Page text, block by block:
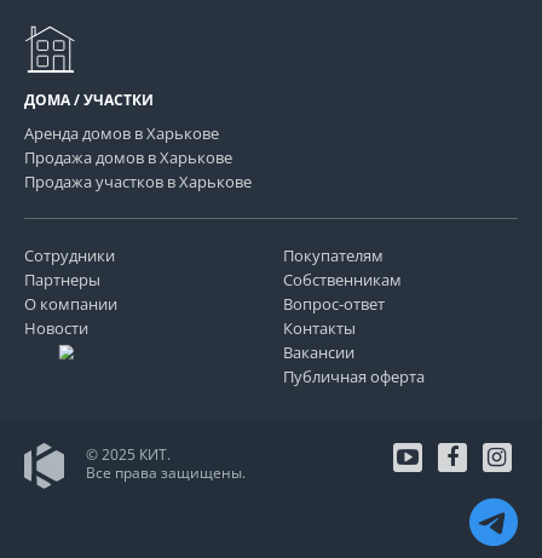
ДОМА / УЧАСТКИ
Аренда домов в Харькове
Продажа домов в Харькове
Продажа участков в Харькове
Сотрудники
Партнеры
Покупателям
Собственникам
О компании
Новости
Вопрос-ответ
Контакты
Вакансии
Публичная оферта
© 2025 КИТ.
Все права защищены.